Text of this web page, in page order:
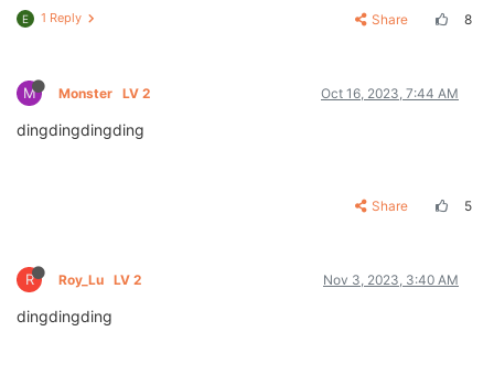
E 1 Reply Share 8
M Monster LV 2 Oct 16, 2023, 7:44 AM
dingdingdingding
Share 5
R Roy_Lu LV 2 Nov 3, 2023, 3:40 AM
dingdingding